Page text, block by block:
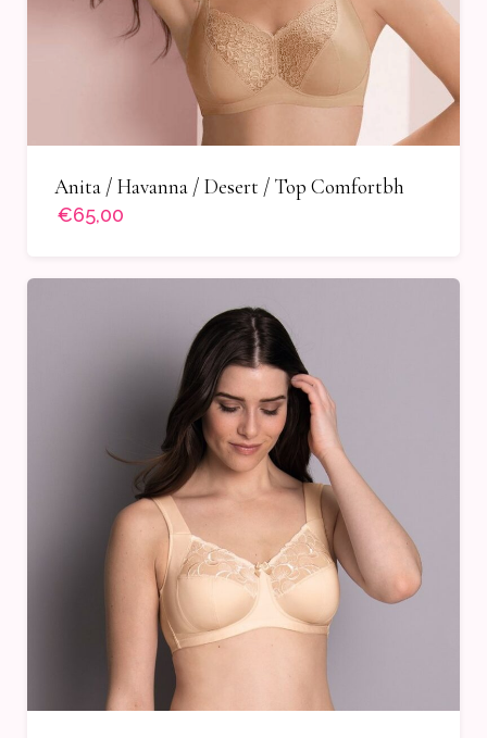
Anita / Havanna / Desert / Top Comfortbh
€65,00